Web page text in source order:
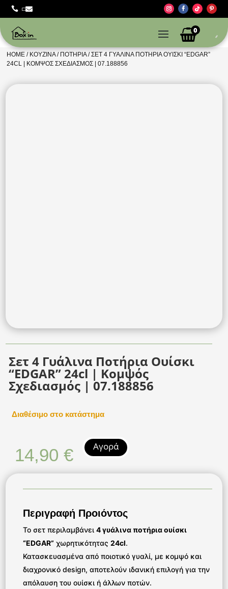
 
0
HOME / ΚΟΥΖΊΝΑ/ ΠΟΤΉΡΙΑ/ ΣΕΤ 4 ΓΥΆΛΙΝΑ ΠΟΤΉΡΙΑ ΟΥΊΣΚΙ “EDGAR”
24CL | ΚΟΜΨΌΣ ΣΧΕΔΙΑΣΜΌΣ | 07.188856
Σετ 4 Γυάλινα Ποτήρια Ουίσκι
“EDGAR” 24cl | Κομψός
Σχεδιασμός | 07.188856
Διαθέσιμο στο κατάστημα
14,90€ Αγορά
Περιγραφή Προιόντος
Το σετ περιλαμβάνει4 γυάλινα ποτήρια ουίσκι
“EDGAR” χωρητικότητας24cl.
Κατασκευασμένα από ποιοτικό γυαλί, με κομψό και
διαχρονικό design, αποτελούν ιδανική επιλογή για την
απόλαυση του ουίσκι ή άλλων ποτών.